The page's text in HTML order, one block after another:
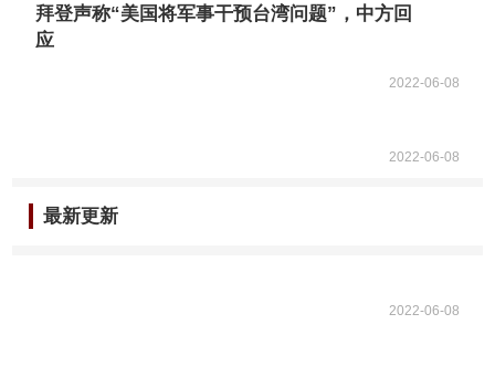
拜登声称“美国将军事干预台湾问题”，中方回
应
2022-06-08
2022-06-08
最新更新
2022-06-08